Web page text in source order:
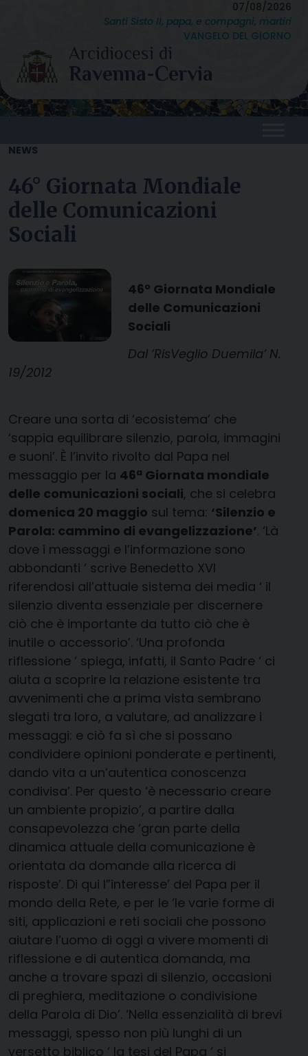
content
07/08/2026
Santi Sisto II, papa, e compagni, martiri
VANGELO DEL GIORNO
NEWS
46° Giornata Mondiale
delle Comunicazioni
Sociali
46° Giornata Mondiale
delle Comunicazioni
Sociali
Dal ‘RisVeglio Duemila’ N.
19/2012
Creare una sorta di ‘ecosistema’ che
‘sappia equilibrare silenzio, parola, immagini
e suoni’. È l’invito rivolto dal Papa nel
messaggio per la 46ª Giornata mondiale
delle comunicazioni sociali, che si celebra
domenica 20 maggio sul tema: ‘Silenzio e
Parola: cammino di evangelizzazione’. ‘Là
dove i messaggi e l’informazione sono
abbondanti ‘ scrive Benedetto XVI
riferendosi all’attuale sistema dei media ‘ il
silenzio diventa essenziale per discernere
ciò che è importante da tutto ciò che è
inutile o accessorio’. ‘Una profonda
riflessione ‘ spiega, infatti, il Santo Padre ‘ ci
aiuta a scoprire la relazione esistente tra
avvenimenti che a prima vista sembrano
slegati tra loro, a valutare, ad analizzare i
messaggi: e ciò fa sì che si possano
condividere opinioni ponderate e pertinenti,
dando vita a un’autentica conoscenza
condivisa’. Per questo ‘è necessario creare
un ambiente propizio’, a partire dalla
consapevolezza che ‘gran parte della
dinamica attuale della comunicazione è
orientata da domande alla ricerca di
risposte’. Di qui l”interesse’ del Papa per il
mondo della Rete, e per le ‘le varie forme di
siti, applicazioni e reti sociali che possono
aiutare l’uomo di oggi a vivere momenti di
riflessione e di autentica domanda, ma
anche a trovare spazi di silenzio, occasioni
di preghiera, meditazione o condivisione
della Parola di Dio’. ‘Nella essenzialità di brevi
messaggi, spesso non più lunghi di un
versetto biblico ‘ la tesi del Papa ‘ si